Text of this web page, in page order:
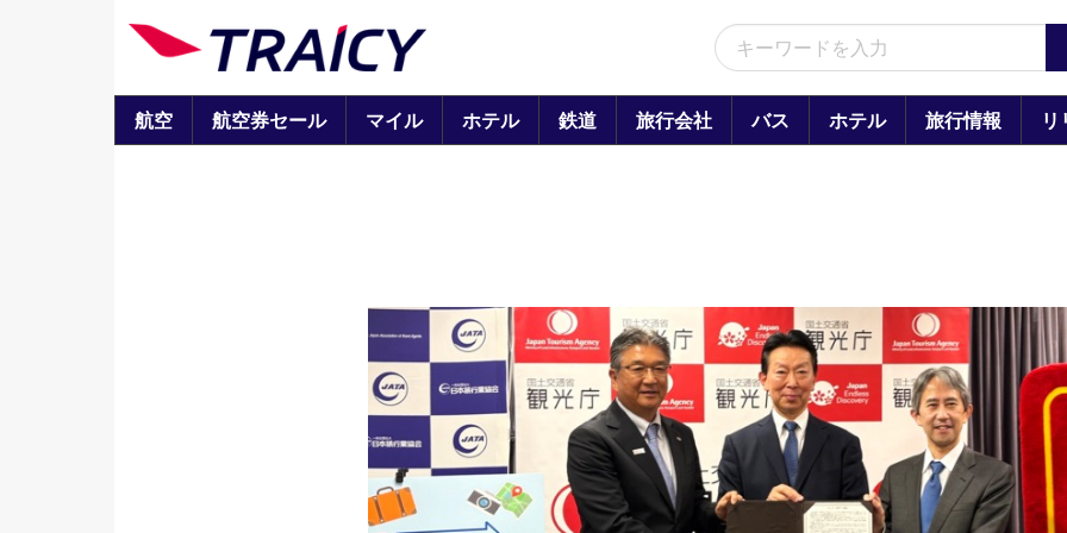
航空 航空券セール マイル ホテル 鉄道 旅行会社 バス ホテル 旅行情報 リ